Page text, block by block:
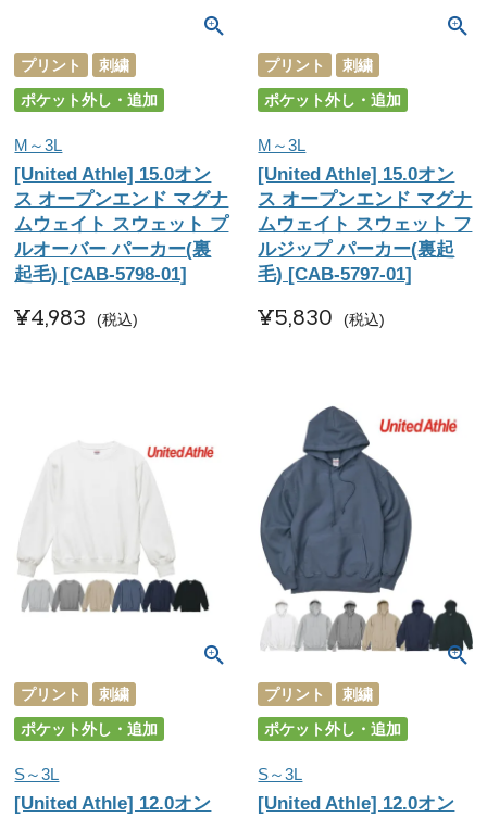
プリント
刺繍
ポケット外し・追加
M～3L
[United Athle] 15.0オン
ス オープンエンド マグナ
ムウェイト スウェット プ
ルオーバー パーカー(裏
起毛) [CAB-5798-01]
¥4,983 税込
プリント
刺繍
ポケット外し・追加
M～3L
[United Athle] 15.0オン
ス オープンエンド マグナ
ムウェイト スウェット フ
ルジップ パーカー(裏起
毛) [CAB-5797-01]
¥5,830 税込
プリント
刺繍
ポケット外し・追加
S～3L
[United Athle] 12.0オン
プリント
刺繍
ポケット外し・追加
S～3L
[United Athle] 12.0オン